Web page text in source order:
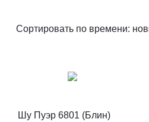
Сортировать по времени:
Шу Пуэр 6801 (Блин)